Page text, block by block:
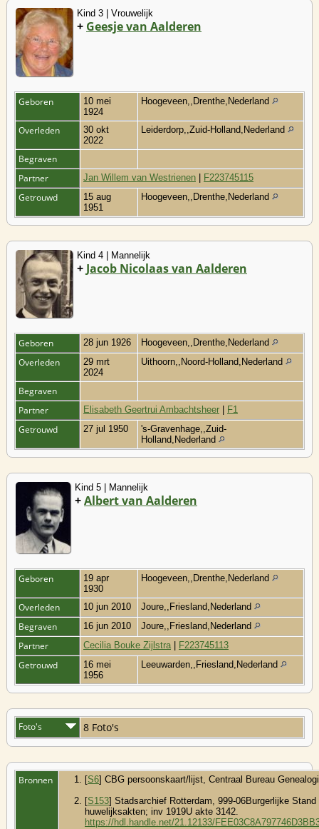
Kind 3 | Vrouwelijk
+ Geesje van Aalderen
Geboren
10 mei
1924
Hoogeveen,,Drenthe,Nederland
Overleden
30 okt
2022
Leiderdorp,,Zuid-Holland,Nederland
Begraven
Partner
Jan Willem van Westrienen F223745115
Getrouwd
15 aug
1951
Hoogeveen,,Drenthe,Nederland
Kind 4 | Mannelijk
+ Jacob Nicolaas van Aalderen
Geboren 28 jun 1926 Hoogeveen,,Drenthe,Nederland
Overleden
29 mrt
2024
Uithoorn,,Noord-Holland,Nederland
Begraven
Partner
Elisabeth Geertrui Ambachtsheer F1
Getrouwd 27 jul 1950
's-Gravenhage,,Zuid-
Holland,Nederland
Kind 5 | Mannelijk
+Albert van Aalderen
Geboren
19 apr
1930
Hoogeveen,,Drenthe,Nederland
Overleden 10 jun 2010 Joure,,Friesland,Nederland
Begraven 16 jun 2010 Joure,,Friesland,Nederland
Partner Cecilia Bouke Zijlstra F223745113
Getrouwd
16 mei
1956
Leeuwarden,,Friesland,Nederland
Foto's 8 Foto's
Bronnen [S6] CBG persoonskaart/lijst, Centraal Bureau
[S153] Stadsarchief Rotterdam, 999-06Burgerlijke Stand
huwelijksakten; inv 1919U akte 3142.
https://hdl.handle.net/21.12133/